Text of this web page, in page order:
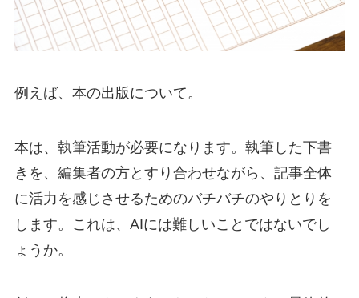
例えば、本の出版について。
本は、執筆活動が必要になります。執筆した下書
きを、編集者の方とすり合わせながら、記事全体
に活力を感じさせるためのバチバチのやりとりを
します。これは、 AIには難しいことではないでし
ょうか。